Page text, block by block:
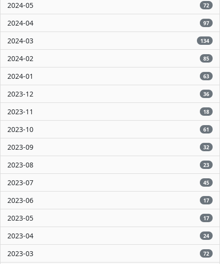
2024-05 72
2024-04 97
2024-03 134
2024-02 85
2024-01 63
2023-12 36
2023-11 18
2023-10 61
2023-09 32
2023-08 23
2023-07 45
2023-06 17
2023-05 17
2023-04 24
2023-03 72